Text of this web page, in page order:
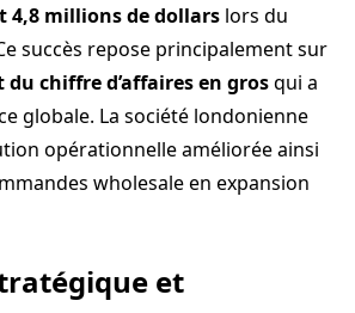
4,8 millions de dollars lors du
succès repose principalement sur
chiffre d’affaires en grosqui a
globale. La société londonienne
opérationnelle améliorée ainsi
wholesale en expansion
et